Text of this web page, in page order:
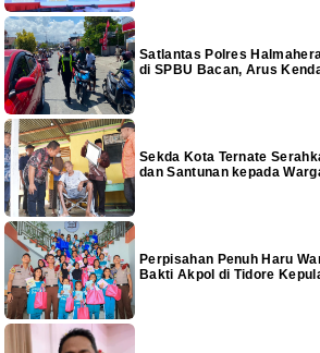
Satlantas Polres
di SPBU Bacan, Arus
Sekda Kota Ternate
dan Santunan kepada
Perpisahan Penuh Haru
Bakti Akpol di Tidore